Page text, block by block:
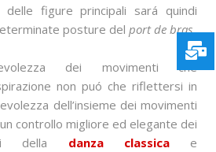
delle figure principali sará quindi
posture del port de bras.
dei movimenti che
non puó che riflettersi in
dell’insieme dei movimenti
controllo migliore ed elegante dei
della danza classicae